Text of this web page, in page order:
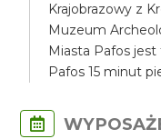
Krajobrazowy z
Muzeum
Miasta Pafos
Pafos 15 minut